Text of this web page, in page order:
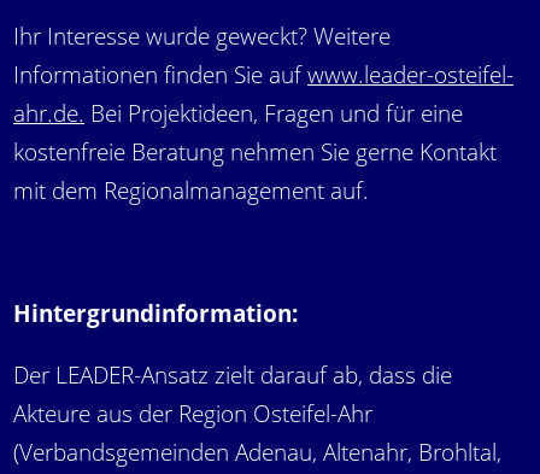
Ihr Interesse wurde geweckt? Weitere
Informationen finden Sie aufwww.leader-osteifel-
ahr.de. Bei Projektideen, Fragen und für eine
kostenfreie Beratung nehmen Sie gerne Kontakt
mit dem Regionalmanagement auf.
Hintergrundinformation:
Der LEADER-Ansatz zielt darauf ab, dass die
Akteure aus der Region Osteifel-Ahr
(Verbandsgemeinden Adenau, Altenahr, Brohltal,